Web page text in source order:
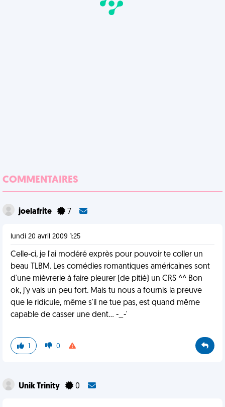
COMMENTAIRES
joelafrite 7
lundi 20 avril 2009 1:25
Celle-ci, je l'ai modéré exprès pour pouvoir te coller un
beau TLBM. Les comédies romantiques américaines sont
d'une mièvrerie à faire pleurer (de pitié) un CRS ^^ Bon
ok, j'y vais un peu fort. Mais tu nous a fournis la preuve
que le ridicule, même s'il ne tue pas, est quand même
capable de casser une dent... -_-'
1 0
Unik Trinity 0